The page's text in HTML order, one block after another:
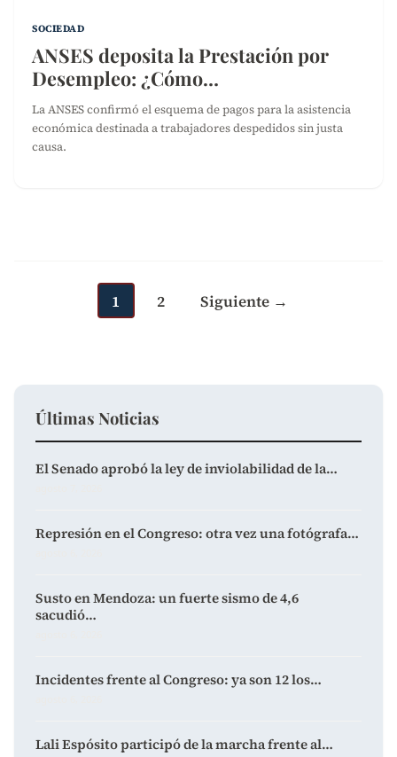
SOCIEDAD
ANSES deposita la Prestación por
Desempleo: ¿Cómo…
La ANSES confirmó el esquema de pagos para la asistencia
económica destinada a trabajadores despedidos sin justa
causa.
1 2 Siguiente →
Últimas Noticias
El Senado aprobó la ley de inviolabilidad de la…
Represión en el Congreso: otra vez una fotógrafa…
Susto en Mendoza: un fuerte sismo de 4,6
sacudió…
Incidentes frente al Congreso: ya son 12 los…
Lali Espósito participó de la marcha frente al…